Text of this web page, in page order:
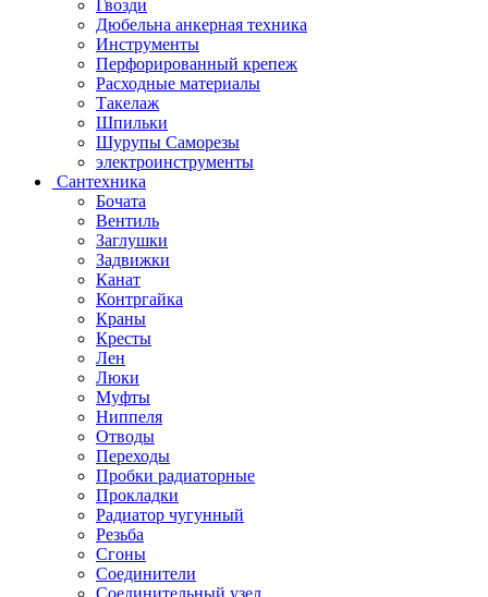
Гвозди
Дюбельна анкерная техника
Инструменты
Перфорированный крепеж
Расходные материалы
Такелаж
Шпильки
Шурупы Саморезы
электроинструменты
Сантехника
Бочата
Вентиль
Заглушки
Задвижки
Канат
Контргайка
Краны
Кресты
Лен
Люки
Муфты
Ниппеля
Отводы
Переходы
Пробки радиаторные
Прокладки
Радиатор чугунный
Резьба
Сгоны
Соединители